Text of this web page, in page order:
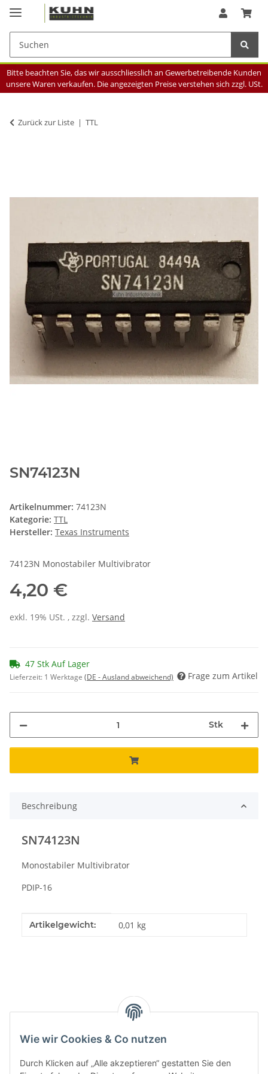
Wie wir Cookies & Co nutzen
Durch Klicken auf „Alle akzeptieren“ gestatten Sie den
Bitte beachten Sie, das wir ausschliesslich an Gewerbetreibende Kunden
unsere Waren verkaufen. Die angezeigten Preise verstehen sich zzgl. USt.
Zurück zur Liste TTL
SN74123N
Artikelnummer: 74123N
Kategorie: TTL
Hersteller: Texas Instruments
74123N Monostabiler Multivibrator
4,20 €
exkl. 19% USt. , zzgl. Versand
47 Stk Auf Lager
Lieferzeit: 1 Werktage (DE - Ausland abweichend) Frage zum Artikel
Stk
Beschreibung
SN74123N
Monostabiler Multivibrator
PDIP-16
Produkteigenschaft
Wert
Artikelgewicht: 0,01 kg
Kategorien